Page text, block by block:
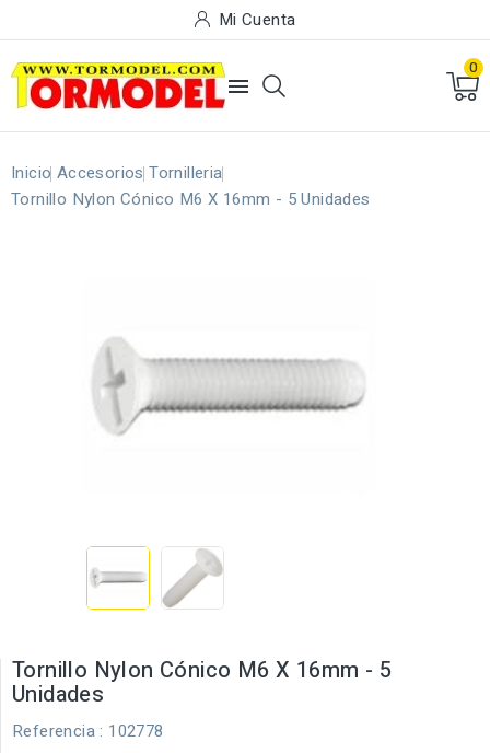
Mi Cuenta

0
Inicio Accesorios Tornilleria
Tornillo Nylon Cónico M6 X 16mm - 5 Unidades
Tornillo Nylon Cónico M6 X 16mm - 5
Unidades
Referencia : 102778